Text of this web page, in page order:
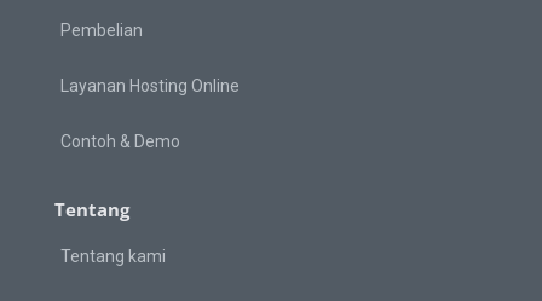
Pembelian
Layanan Hosting Online
Contoh & Demo
Tentang
Tentang kami